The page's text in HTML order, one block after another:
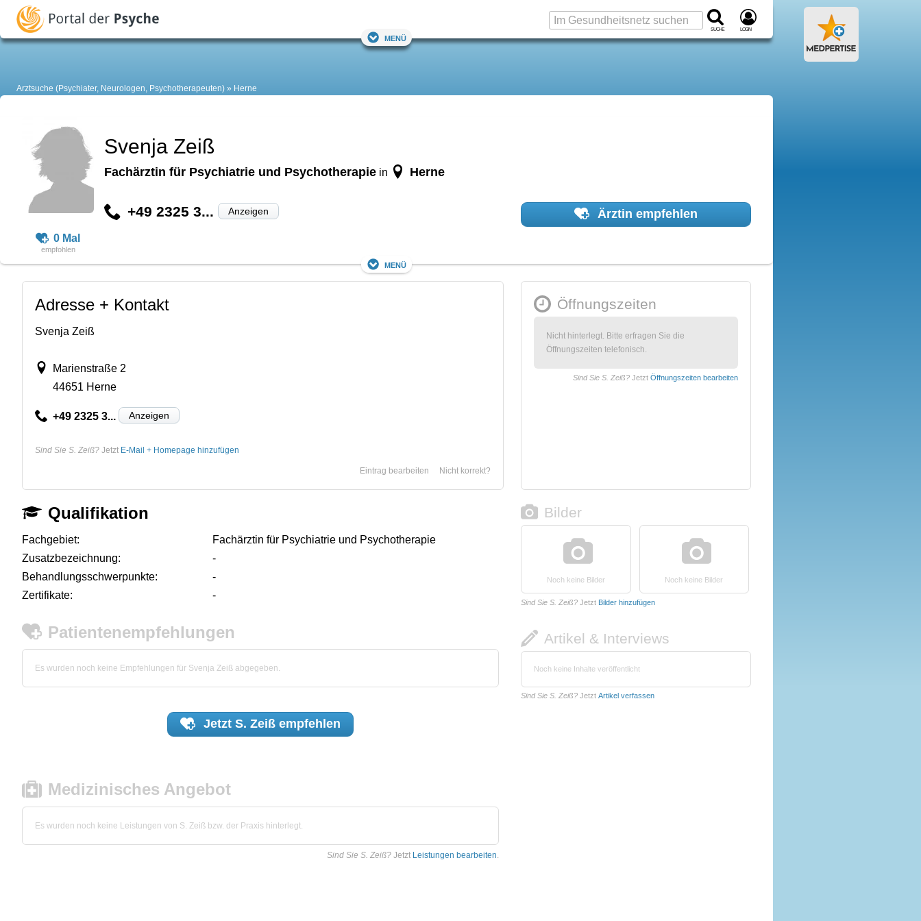
Suche Login
Menü
Arztsuche (Psychiater, Neurologen, Psychotherapeuten) Herne
0 Mal
Svenja Zeiß
Fachärztin für Psychiatrie und Psychotherapie in Herne
+49 2325 3... Anzeigen Ärztin empfehlen
Menü
Adresse + Kontakt
Svenja Zeiß
Marienstraße 2
44651 Herne
+49 2325 3... Anzeigen
Sind Sie S. Zeiß? Jetzt E-Mail + Homepage hinzufügen
Nicht korrekt?
Eintrag bearbeiten
Öffnungszeiten
Nicht hinterlegt. Bitte erfragen Sie die
Öffnungszeiten telefonisch.
Sind Sie S. Zeiß? Jetzt Öffnungszeiten bearbeiten
Qualifikation
Fachgebiet:
Fachärztin für Psychiatrie und Psychotherapie
Zusatzbezeichnung:
-
Behandlungsschwerpunkte:
-
Zertifikate:
-
Patientenempfehlungen
Es wurden noch keine Empfehlungen für Svenja Zeiß abgegeben.
Jetzt S. Zeißempfehlen
Medizinisches Angebot
Es wurden noch keine Leistungen von S. Zeiß bzw. der Praxis hinterlegt.
Sind Sie S. Zeiß? Jetzt Leistungen bearbeiten.
Bilder
Noch keine Bilder Noch keine Bilder
Sind Sie S. Zeiß? Jetzt Bilder hinzufügen
Artikel & Interviews
Noch keine Inhalte veröffentlicht
Sind Sie S. Zeiß? Jetzt Artikel verfassen